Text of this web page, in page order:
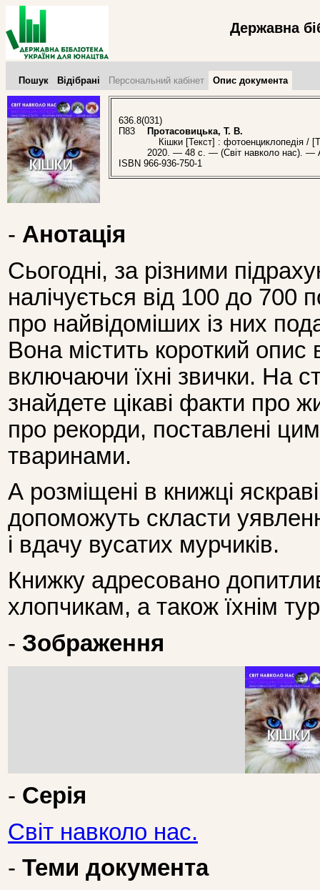
Державна
Пошук Відібрані Персональний кабінет Опис документа
636.8(031)
П83
Протасовицька, Т. В.
Кішки [Текст] : фотоенциклопедія /
2020. — 48 с. — (Світ навколо нас). —
ISBN 966-936-750-1
- Анотація
Сьогодні, за різними
налічується від 100 до 700
про найвідоміших із них
Вона містить короткий опис
включаючи їхні звички. На
знайдете цікаві факти про
про рекорди, поставлені
тваринами.
А розміщені в книжці
допоможуть скласти
і вдачу вусатих мурчиків.
Книжку адресовано
хлопчикам, а також їхнім
- Зображення
- Серія
Світ навколо нас.
- Теми документа